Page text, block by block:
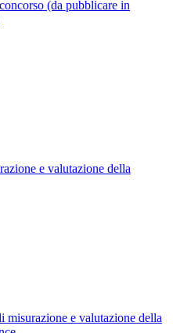
(da pubblicare in
e valutazione della
misurazione e valutazione della